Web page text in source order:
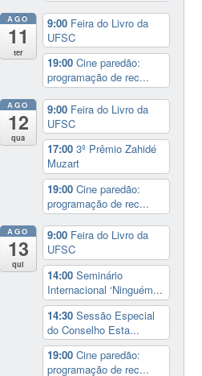
AGO
11
ter
9:00 Feira do Livro da
UFSC
19:00Cine paredão:
programação de rec...
AGO
12
qua
9:00 Feira do Livro da
UFSC
17:003º Prêmio Zahidé
Muzart
19:00Cine paredão:
programação de rec...
AGO
13
qui
9:00 Feira do Livro da
UFSC
14:00Seminário
Internacional ‘Ninguém...
14:30Sessão Especial
do Conselho Esta...
19:00Cine paredão:
programação de rec...